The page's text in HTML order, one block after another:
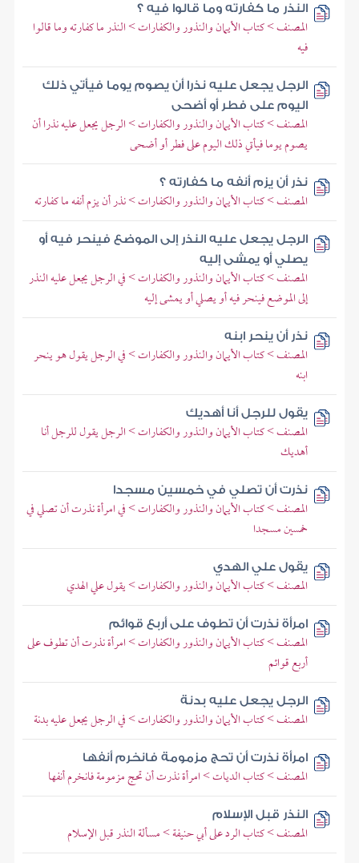
النذر ما كفارته وما قالوا فيه ؟
المصنف > كتاب الأيمان والنذور والكفارات > النذر ما كفارته وما قالوا
فيه
الرجل يجعل عليه نذرا أن يصوم يوما فيأتي ذلك
اليوم على فطر أو أضحى
المصنف > كتاب الأيمان والنذور والكفارات > الرجل يجعل عليه نذرا أن
يصوم يوما فيأتي ذلك اليوم على فطر أو أضحى
نذر أن يزم أنفه ما كفارته ؟
المصنف > كتاب الأيمان والنذور والكفارات > نذر أن يزم أنفه ما كفارته
الرجل يجعل عليه النذر إلى الموضع فينحر فيه أو
يصلي أو يمشى إليه
المصنف > كتاب الأيمان والنذور والكفارات > في الرجل يجعل عليه النذر
إلى الموضع فينحر فيه أو يصلي أو يمشى إليه
نذر أن ينحر ابنه
المصنف > كتاب الأيمان والنذور والكفارات > في الرجل يقول هو ينحر
ابنه
يقول للرجل أنا أهديك
المصنف > كتاب الأيمان والنذور والكفارات > الرجل يقول للرجل أنا
أهديك
نذرت أن تصلي في خمسين مسجدا
المصنف > كتاب الأيمان والنذور والكفارات > في امرأة نذرت أن تصلي في
خمسين مسجدا
يقول علي الهدي
المصنف > كتاب الأيمان والنذور والكفارات > يقول علي الهدي
امرأة نذرت أن تطوف على أربع قوائم
المصنف > كتاب الأيمان والنذور والكفارات > امرأة نذرت أن تطوف على
أربع قوائم
الرجل يجعل عليه بدنة
المصنف > كتاب الأيمان والنذور والكفارات > في الرجل يجعل عليه بدنة
امرأة نذرت أن تحج مزمومة فانخرم أنفها
المصنف > كتاب الديات > امرأة نذرت أن تحج مزمومة فانخرم أنفها
النذر قبل الإسلام
المصنف > كتاب الرد على أبي حنيفة > مسألة النذر قبل الإسلام